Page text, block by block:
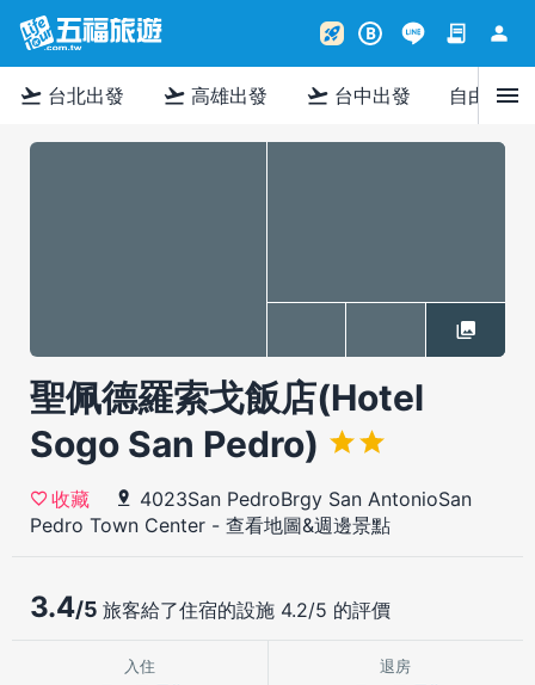
rocket_launch B contract person
flight_takeoff 台北出發 flight_takeoff 高雄出發 flight_takeoff 台中出發 自由行menu
聖佩德羅索戈飯店(Hotel
Sogo San Pedro)
收藏
4023San PedroBrgy San AntonioSan
Pedro Town Center - 查看地圖&週邊景點
3.4/5 旅客給了住宿的設施 4.2/5 的評價
入住 退房